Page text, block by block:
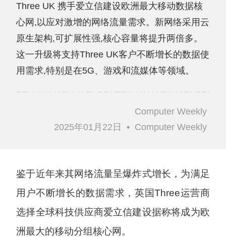
Three UK 携手爱立信建设欧洲最大移动数据核
心网,以应对激增的网络流量需求。新网络采用云
原生架构,可扩展性强,核心容量将提升两倍多。
这一升级将支持Three UK客户不断增长的数据使
用需求,特别是在5G、游戏和流媒体等领域。
Computer Weekly
2025年01月22日
• Computer Weekly
鉴于近年来其网络流量呈爆炸式增长，为满足
用户不断增长的数据需求，英国Three运营商
选择全球科技供应商爱立信建设据称将成为欧
洲最大的移动分组核心网。